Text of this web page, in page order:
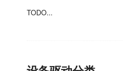
TODO...